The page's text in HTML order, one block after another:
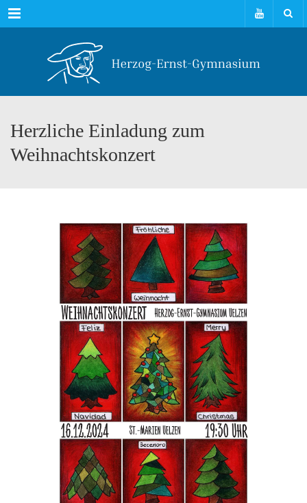
Menu
Herzliche Einladung zum
Weihnachtskonzert